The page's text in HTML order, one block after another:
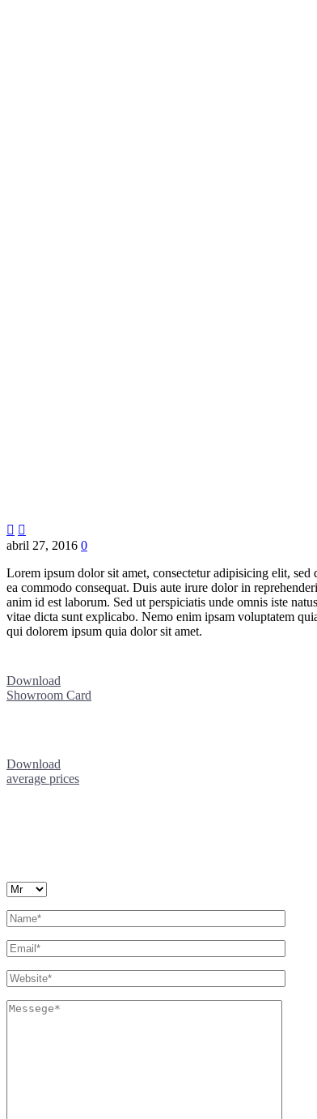
 
abril 27, 2016 0
Lorem ipsum dolor sit amet, consectetur adipisicing elit,
ea commodo consequat. Duis aute irure dolor in
anim id est laborum. Sed ut perspiciatis unde omnis iste
vitae dicta sunt explicabo. Nemo enim ipsam voluptatem
qui dolorem ipsum quia dolor sit amet.
Download
Showroom Card
Download
average prices